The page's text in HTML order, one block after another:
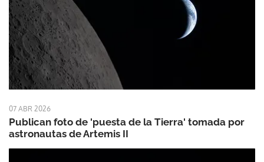
07 ABR 2026
Publican foto de 'puesta de la Tierra' tomada por
astronautas de Artemis II